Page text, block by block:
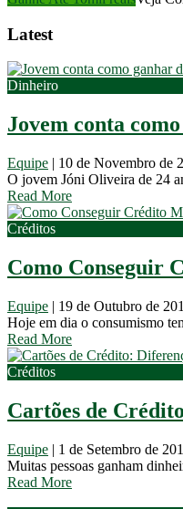
Latest
Dinheiro
Jovem conta
Equipe | 10 de Novembro de
O jovem Jóni Oliveira de 24
Read More
Créditos
Como Conseguir
Equipe | 19 de Outubro de
Hoje em dia o consumismo
Read More
Créditos
Cartões de
Equipe | 1 de Setembro de
Muitas pessoas ganham
Read More